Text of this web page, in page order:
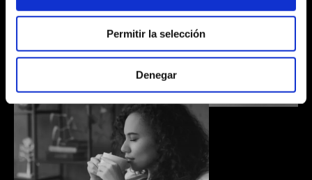
Permitir la selección
Denegar